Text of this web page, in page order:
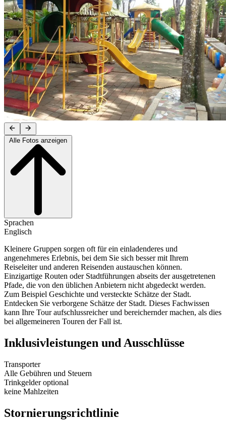
Sprachen
Englisch
Kleinere Gruppen sorgen oft für ein einladenderes und
angenehmeres Erlebnis, bei dem Sie sich besser mit Ihrem
Reiseleiter und anderen Reisenden austauschen können.
Einzigartige Routen oder Stadtführungen abseits der ausgetretenen
Pfade, die von den üblichen Anbietern nicht abgedeckt werden.
Zum Beispiel Geschichte und versteckte Schätze der Stadt.
Entdecken Sie verborgene Schätze der Stadt. Dieses Fachwissen
kann Ihre Tour aufschlussreicher und bereichernder machen, als dies
bei allgemeineren Touren der Fall ist.
Inklusivleistungen und Ausschlüsse
Transporter
Alle Gebühren und Steuern
Trinkgelder optional
keine Mahlzeiten
Stornierungsrichtlinie